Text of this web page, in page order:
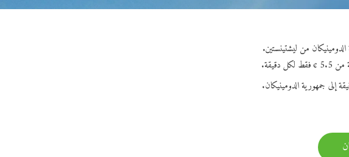
إلى جمهورية الدومينيكان.